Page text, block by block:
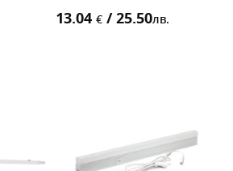
13.04 € / 25.50лв.